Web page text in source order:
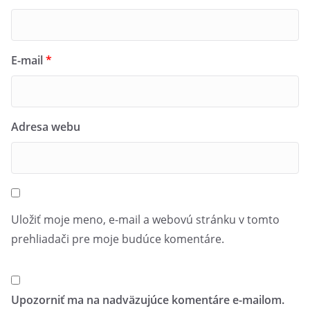
E-mail*
Adresa webu
Uložiť moje meno, e-mail a webovú stránku v tomto
prehliadači pre moje budúce komentáre.
Upozorniť ma na nadväzujúce komentáre e-mailom.